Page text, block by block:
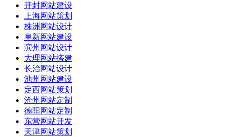
开封网站建设
上海网站策划
株洲网站设计
阜新网站建设
滨州网站设计
大理网站搭建
长治网站设计
池州网站建设
定西网站策划
沧州网站定制
德阳网站定制
东营网站开发
天津网站策划